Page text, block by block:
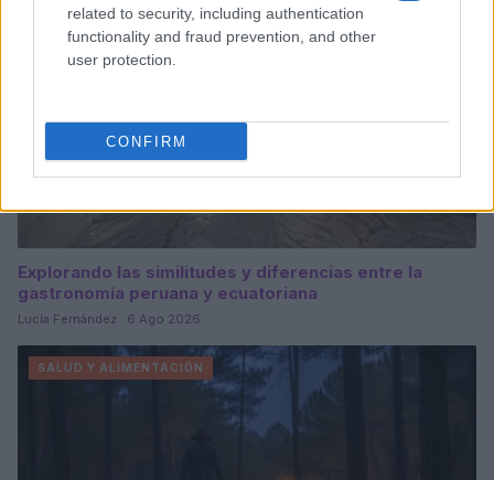
related to security, including authentication
functionality and fraud prevention, and other
user protection.
CONFIRM
Explorando las similitudes y diferencias entre la
gastronomía peruana y ecuatoriana
Lucía Fernández · 6 Ago 2026
SALUD Y ALIMENTACIÓN